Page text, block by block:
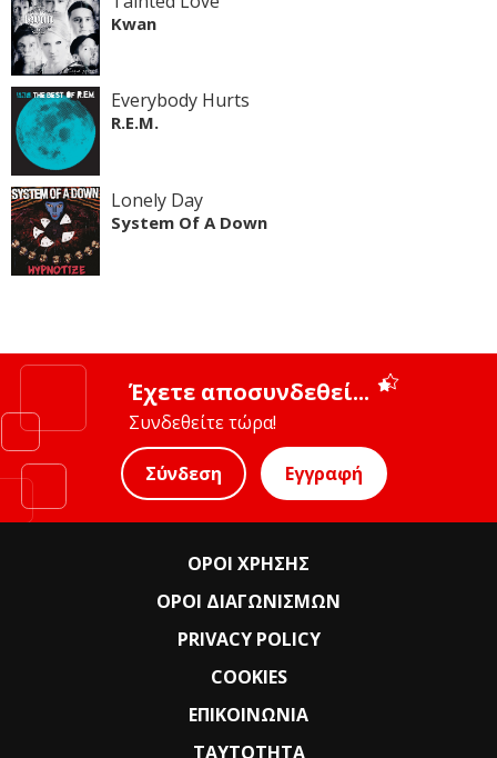
Kwan
Everybody Hurts
R.E.M.
Lonely Day
System Of A Down
Έχετε αποσυνδεθεί...
Συνδεθείτε τώρα!
Σύνδεση Εγγραφή
ΟΡΟΙ ΧΡΗΣΗΣ
ΟΡΟΙ ΔΙΑΓΩΝΙΣΜΩΝ
PRIVACY POLICY
COOKIES
ΕΠΙΚΟΙΝΩΝΙΑ
ΤΑΥΤΟΤΗΤΑ